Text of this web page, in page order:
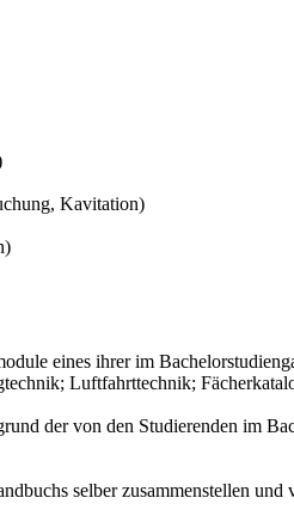
Kavitation)
eines ihrer im
Luftfahrttechnik;
der von den Studierenden im
selber zusammenstellen und